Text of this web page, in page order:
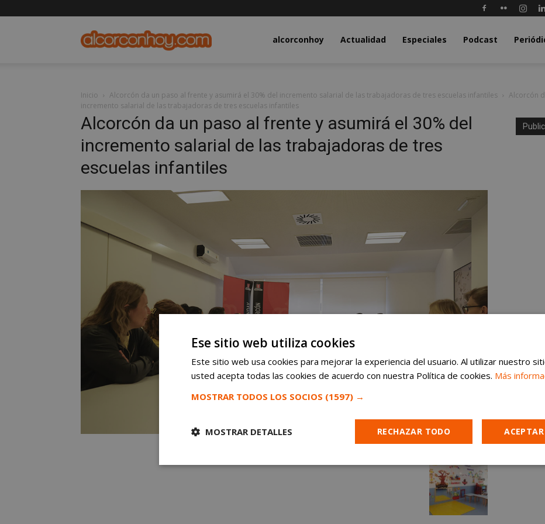
alcorconhoy.comalcorconhoy Actualidad Especiales Podcast
Inicio Alcorcón da un paso al frente y asumirá el 30% del incremento salarial de las trabajadoras de tres escuelas infantiles
Alcorcón
incremento salarial de las trabajadoras de tres escuelas infantiles
Alcorcón da un paso al frente y asumirá el 30% del
incremento salarial de las trabajadoras de tres
escuelas infantiles
Ese sitio web utiliza cookies
Este sitio web usa cookies para mejorar la experiencia del usuario. Al utilizar nuestro
usted acepta todas las cookies de acuerdo con nuestra Política de cookies. Más
MOSTRAR TODOS LOS SOCIOS (1597) →
RECHAZAR TODO
MOSTRAR DETALLES
Cookies
Cookies de
Cookies de
Cookies de
funcionalidad